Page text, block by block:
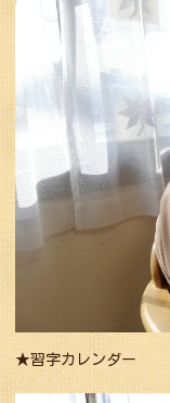
★習字カレンダー